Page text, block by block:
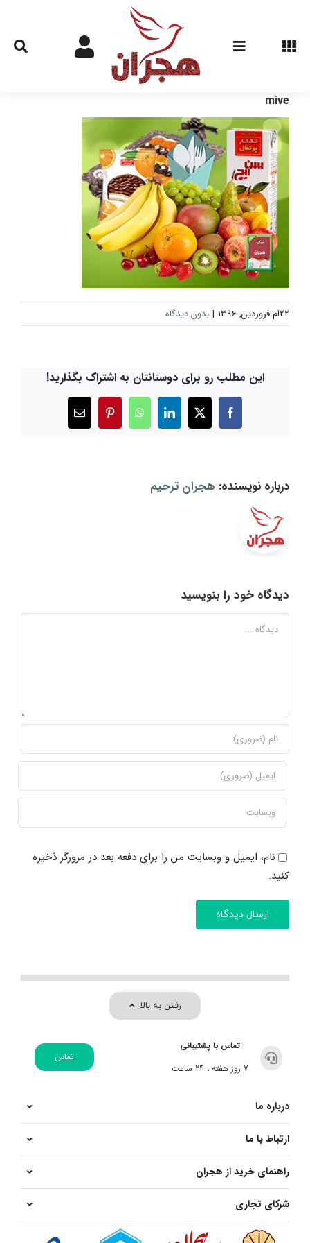
content
mive
22ام فروردین, 1396 | بدون دیدگاه
این مطلب رو برای دوستانتان به اشتراک بگذارید!
Facebook
X
LinkedIn
WhatsApp
Pinterest
درباره نویسنده: هجران ترحیم
دیدگاه خود را بنویسید
دیدگاه
نام، ایمیل و وبسایت من را برای دفعه بعد در مرورگر ذخیره
کنید.
رفتن به بالا
تماس با پشتیبانی
7 روز هفته ، 24 ساعت
تماس
درباره ما
ارتباط با ما
راهنمای خرید از هجران
شرکای تجاری